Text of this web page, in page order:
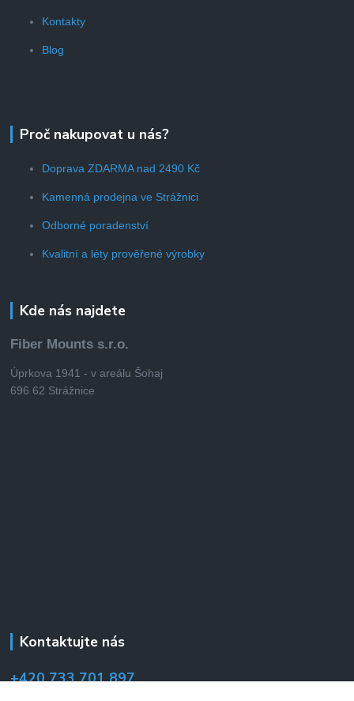
Kontakty
Blog
Proč nakupovat u nás?
Doprava ZDARMA nad 2490 Kč
Kamenná prodejna ve Strážnici
Odborné poradenství
Kvalitní a léty prověřené výrobky
Kde nás najdete
Fiber Mounts s.r.o.
Úprkova 1941 - v areálu Šohaj
696 62 Strážnice
Kontaktujte nás
+420 733 701 897